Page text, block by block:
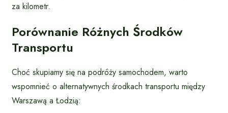
za kilometr.
Porównanie Różnych Środków
Transportu
Choć skupiamy się na podróży samochodem, warto
wspomnieć o alternatywnych środkach transportu między
Warszawą a Łodzią: